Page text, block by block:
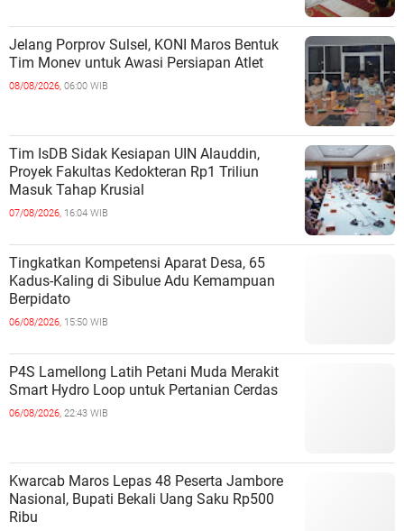
Jelang Porprov Sulsel, KONI Maros Bentuk
Tim Monev untuk Awasi Persiapan Atlet
08/08/2026, 06:00 WIB
Tim IsDB Sidak Kesiapan UIN Alauddin,
Proyek Fakultas Kedokteran Rp1 Triliun
Masuk Tahap Krusial
07/08/2026, 16:04 WIB
Tingkatkan Kompetensi Aparat Desa, 65
Kadus-Kaling di Sibulue Adu Kemampuan
Berpidato
06/08/2026, 15:50 WIB
P4S Lamellong Latih Petani Muda Merakit
Smart Hydro Loop untuk Pertanian Cerdas
06/08/2026, 22:43 WIB
Kwarcab Maros Lepas 48 Peserta Jambore
Nasional, Bupati Bekali Uang Saku Rp500
Ribu